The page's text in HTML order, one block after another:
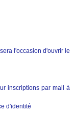
l'occasion d'ouvrir le
inscriptions par mail à
d'identité